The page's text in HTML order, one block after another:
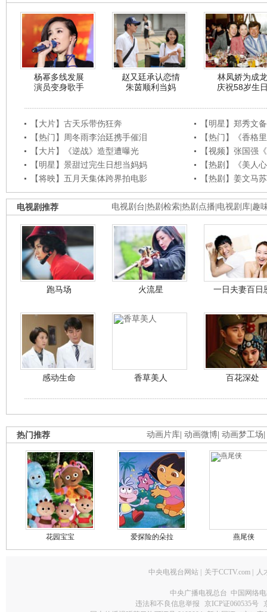
杨幂多线发展
演员变身歌手
赵又廷承认恋情
朱茵顺利当妈
林凤娇为成龙
庆祝58岁生
【大片】古天乐带伤狂奔
【明星】郑秀文
【热门】周冬雨李治廷携手催泪
【热门】《香格
【大片】《逆战》造型遭曝光
【视频】张国强
【明星】景甜过完生日想当妈妈
【热剧】《美人
【将映】五月天集体跨界拍电影
【热剧】姜文马
电视剧台 热剧检索 热剧点播 电视剧库 趣
电视剧推荐
跑马场 火流星 一日夫妻百日
感动生命 香草美人 百花深处
动画片库 动画微博 动画梦工场
热门推荐
花园宝宝 爱探险的朵拉 燕尾侠
中央电视台网站 关于CCTV.com 人
中央广播电视总台 中国网络
违法和不良信息举报
京ICP证060535号